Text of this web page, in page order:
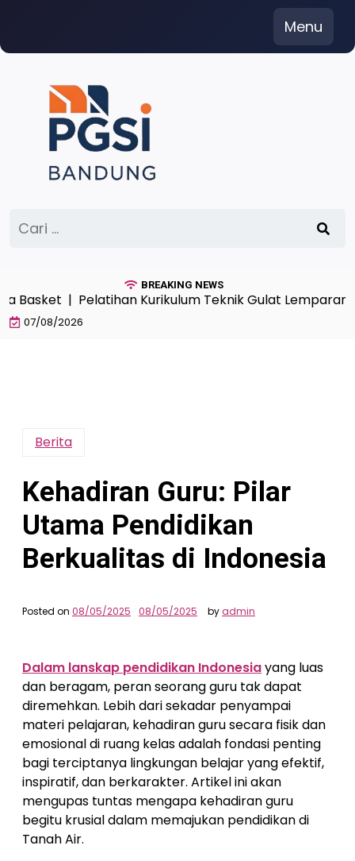
content
Menu
untuk:
BREAKING NEWS
|Pelatihan Kurikulum Teknik Gulat Lemparan
07/08/2026
Berita
Kehadiran Guru: Pilar
Utama Pendidikan
Berkualitas di Indonesia
Posted on 08/05/2025 08/05/2025 byadmin
Dalam lanskap pendidikan Indonesiayang luas
dan beragam, peran seorang guru tak dapat
diremehkan. Lebih dari sekadar penyampai
materi pelajaran, kehadiran guru secara fisik dan
emosional di ruang kelas adalah fondasi penting
bagi terciptanya lingkungan belajar yang efektif,
inspiratif, dan berkarakter. Artikel ini akan
mengupas tuntas mengapa kehadiran guru
begitu krusial dalam memajukan pendidikan di
Tanah Air.